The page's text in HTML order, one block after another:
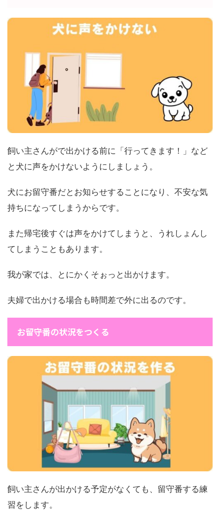
飼い主さんがで出かける前に「行ってきます！」など
と犬に声をかけないようにしましょう。
犬にお留守番だとお知らせすることになり、不安な気
持ちになってしまうからです。
また帰宅後すぐは声をかけてしまうと、うれしょんし
てしまうこともあります。
我が家では、とにかくそぉっと出かけます。
夫婦で出かける場合も時間差で外に出るのです。
お留守番の状況をつくる
飼い主さんが出かける予定がなくても、留守番する練
習をします。